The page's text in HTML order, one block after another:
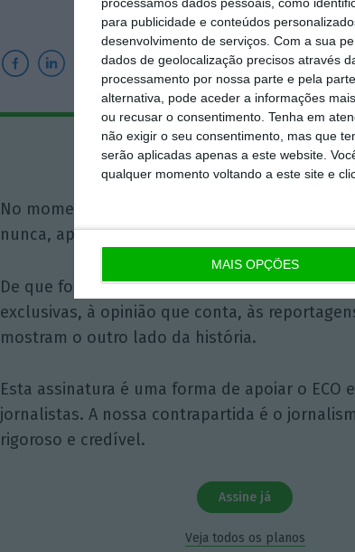
para publicidade e conteúdos
desenvolvimento de serviços. Com a sua
dados de geolocalização precisos através
processamento por nossa parte e pela
alternativa, pode aceder a informações
ou recusar o consentimento. Tenha em
não exigir o seu consentimento, mas que
serão aplicadas apenas a este website.
qualquer momento voltando a este site e
MAIS OPÇÕES
Assine o ECO
No momento em que a informação é mais
nunca, apoie o jornalismo independente e
De que forma? Assine o ECO Premium e tenha
exclusivas, à opinião que conta, às
mostram o outro lado da história.
Esta assinatura é uma forma de apoiar o ECO
jornalistas. A nossa contrapartida é o
rigoroso e credível.
Assine já
Veja todos os planos